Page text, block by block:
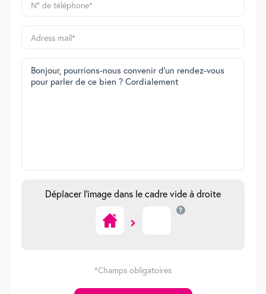
Déplacer l'image dans le cadre vide à droite
?
*Champs obligatoires